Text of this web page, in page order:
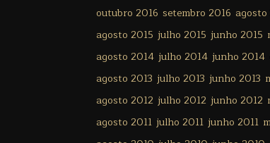
outubro 2016 setembro 2016 agosto
agosto 2015 julho 2015 junho 2015
agosto 2014 julho 2014 junho 2014
agosto 2013 julho 2013 junho 2013
agosto 2012 julho 2012 junho 2012
agosto 2011 julho 2011 junho 2011